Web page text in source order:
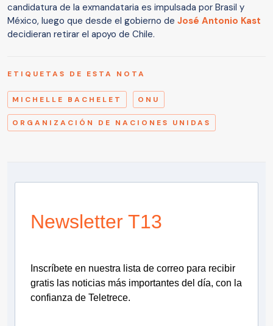
candidatura de la exmandataria es impulsada por Brasil y
México, luego que desde el gobierno de José Antonio Kast
decidieran retirar el apoyo de Chile.
ETIQUETAS DE ESTA NOTA
MICHELLE BACHELET ONU
ORGANIZACIÓN DE NACIONES UNIDAS
Newsletter T13
Inscríbete en nuestra lista de correo para recibir
gratis las noticias más importantes del día, con la
confianza de Teletrece.